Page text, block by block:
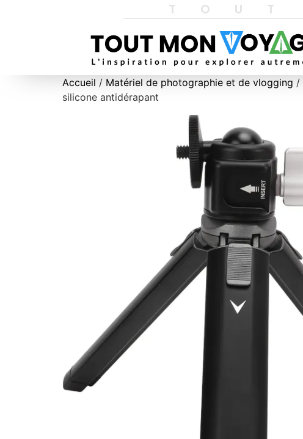
Accueil / Matériel de photographie et de vlogging /
silicone antidérapant